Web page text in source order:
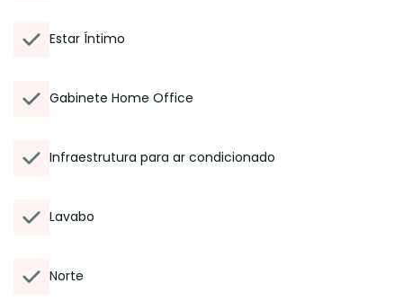
Estar Íntimo
Gabinete Home Office
Infraestrutura para ar condicionado
Lavabo
Norte